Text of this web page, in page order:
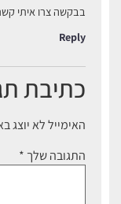
בבקשה צרו איתי
Reply
כתיבת
האימייל לא יוצג
התגובה שלך *